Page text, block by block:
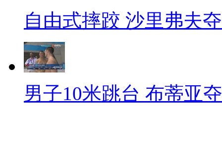
自由式摔跤 沙里弗夫
男子10米跳台 布蒂亚